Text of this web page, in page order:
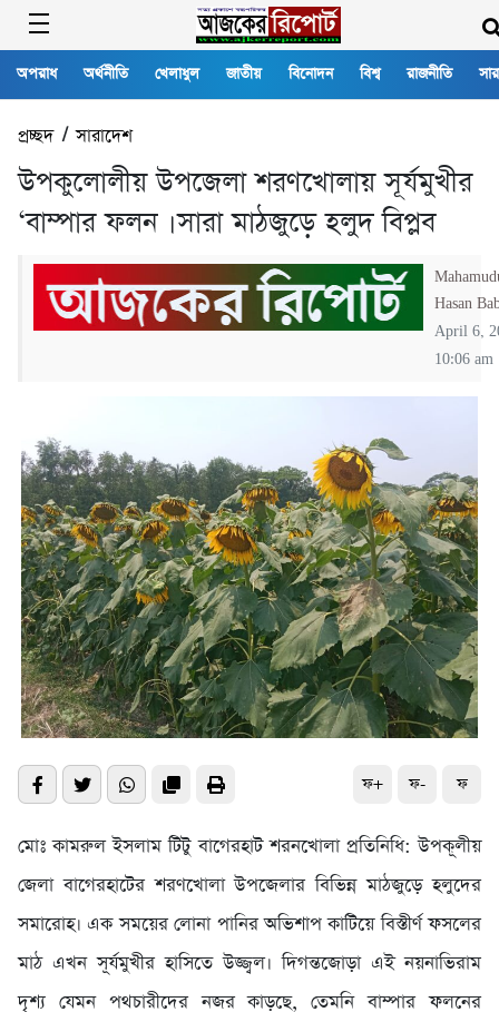
অপরাধ অর্থনীতি খেলাধুল জাতীয় বিনোদন বিশ্ব রাজনীতি
প্রচ্ছদ/সারাদেশ
উপকুলোলীয় উপজেলা শরণখোলায় সূর্যমুখীর
‘বাম্পার ফলন ।সারা মাঠজুড়ে হলুদ বিপ্লব
Hasan
April 6,
10:06 am
ফ+ ফ- ফ
মোঃ কামরুল ইসলাম টিটু বাগেরহাট শরনখোলা প্রতিনিধি: ​উপকূলীয়
জেলা বাগেরহাটের শরণখোলা উপজেলার বিভিন্ন মাঠজুড়ে হলুদের
সমারোহ। এক সময়ের লোনা পানির অভিশাপ কাটিয়ে বিস্তীর্ণ ফসলের
মাঠ এখন সূর্যমুখীর হাসিতে উজ্জ্বল। দিগন্তজোড়া এই নয়নাভিরাম
দৃশ্য যেমন পথচারীদের নজর কাড়ছে, তেমনি বাম্পার ফলনের